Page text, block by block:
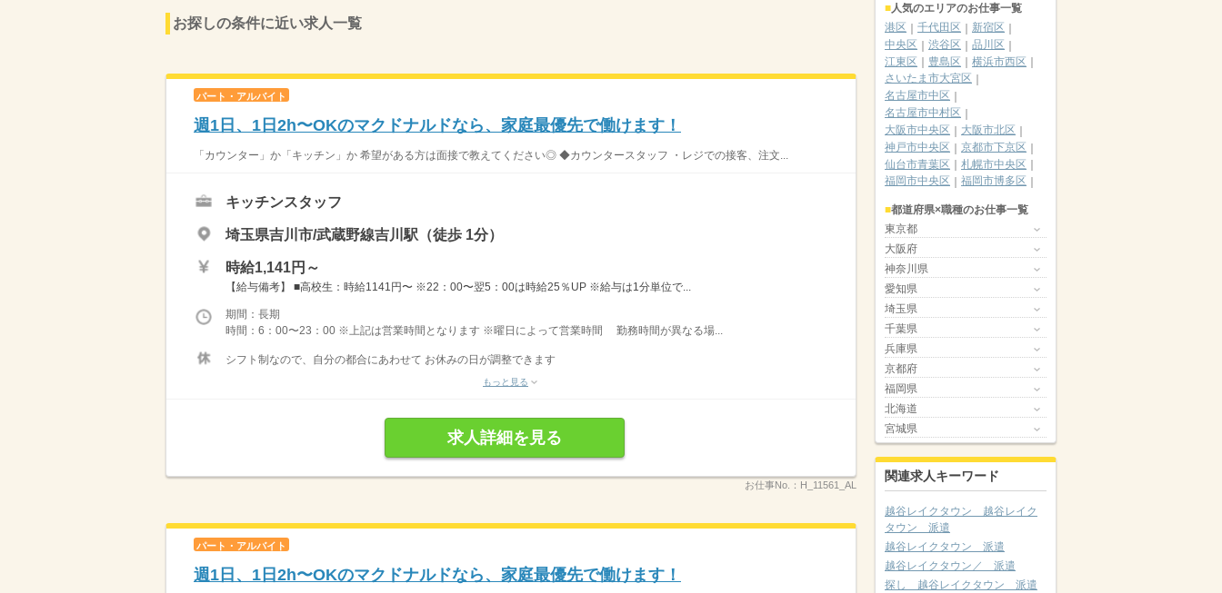
お探しの条件に近い求人一覧
パート・アルバイト
週1日、1日2h〜OKのマクドナルドなら、家庭最優先で働けます！
「カウンター」か「キッチン」か 希望がある方は面接で教えてください◎ ◆カウンタースタッフ ・レジでの接客、注文...
キッチンスタッフ
埼玉県吉川市/武蔵野線吉川駅（徒歩 1分）
時給1,141円～
【給与備考】 ■高校生：時給1141円〜 ※22：00〜翌5：00は時給25％UP ※給与は1分単位で...
期間：長期
時間：6：00〜23：00 ※上記は営業時間となります ※曜日によって営業時間 勤務時間が異なる場...
シフト制なので、自分の都合にあわせて お休みの日が調整できます
もっと見る
求人詳細を見る
お仕事No.： H_11561_AL
パート・アルバイト
週1日、1日2h〜OKのマクドナルドなら、家庭最優先で働けます！
人気のエリアのお仕事一覧
港区
千代田区
新宿区
中央区
渋谷区
品川区
江東区
豊島区
横浜市西区
さいたま市大宮区
名古屋市中区
名古屋市中村区
大阪市中央区
大阪市北区
神戸市中央区
京都市下京区
仙台市青葉区
札幌市中央区
福岡市中央区
福岡市博多区
都道府県×職種のお仕事一覧
東京都
大阪府
神奈川県
愛知県
埼玉県
千葉県
兵庫県
京都府
福岡県
北海道
宮城県
関連求人キーワード
越谷レイクタウン 越谷レイク
タウン 派遣
越谷レイクタウン 派遣
越谷レイクタウン／ 派遣
探し 越谷レイクタウン 派遣